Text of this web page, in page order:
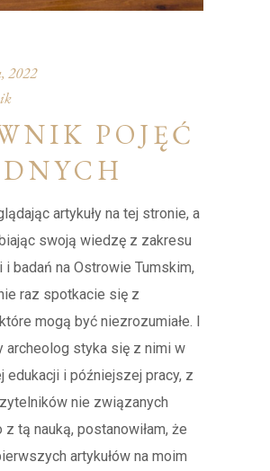
2022
POJĘĆ
artykuły na tej stronie, a
swoją wiedzę z zakresu
i badań na Ostrowie Tumskim,
raz spotkacie się z
mogą być niezrozumiałe. I
archeolog styka się z nimi w
edukacji i późniejszej pracy, z
nie związanych
tą nauką, postanowiłam, że
artykułów na moim